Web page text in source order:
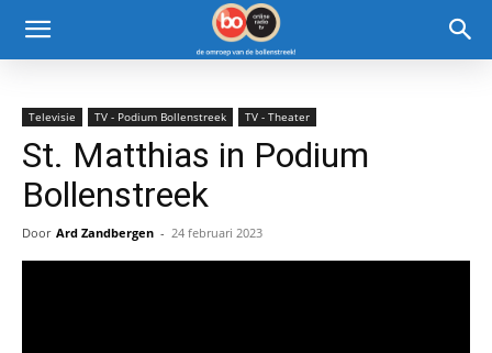
Televisie TV - Podium Bollenstreek TV - Theater
St. Matthias in Podium
Bollenstreek
Door Ard Zandbergen - 24 februari 2023